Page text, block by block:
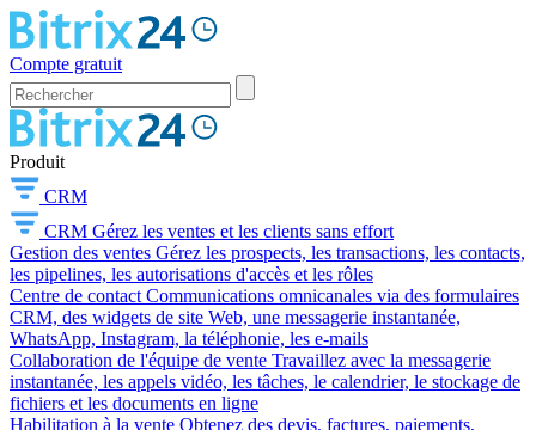
Compte gratuit
Produit
CRM
CRM Gérez les ventes et les clients sans effort
Gestion des ventes Gérez les prospects, les transactions, les contacts,
les pipelines, les autorisations d'accès et les rôles
Centre de contact Communications omnicanales via des formulaires
CRM, des widgets de site Web, une messagerie instantanée,
WhatsApp, Instagram, la téléphonie, les e-mails
Collaboration de l'équipe de vente Travaillez avec la messagerie
instantanée, les appels vidéo, les tâches, le calendrier, le stockage de
fichiers et les documents en ligne
Habilitation à la vente Obtenez des devis, factures, paiements,